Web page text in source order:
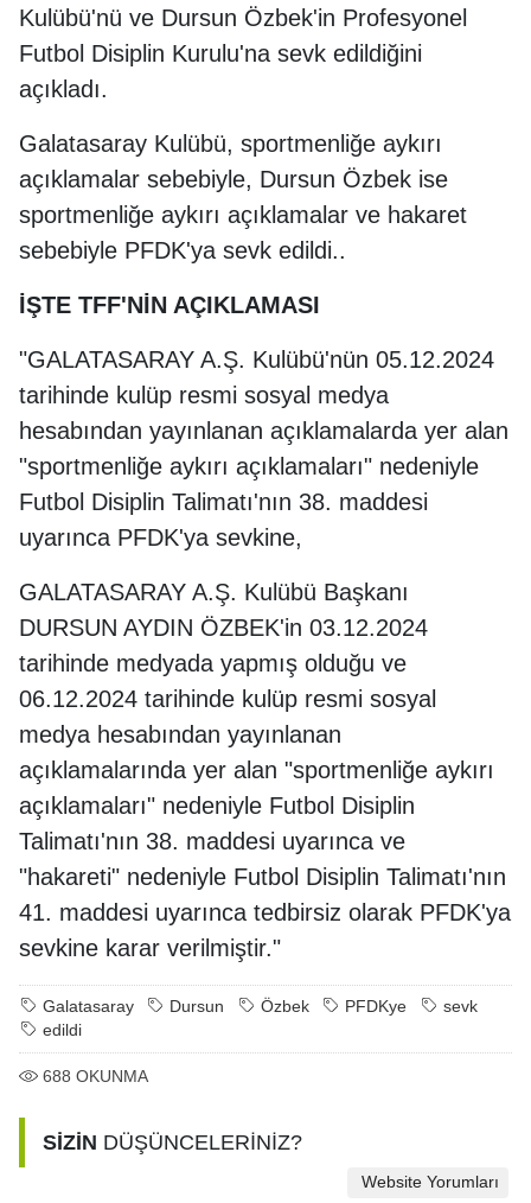
Kulübü'nü ve Dursun Özbek'in Profesyonel
Futbol Disiplin Kurulu'na sevk edildiğini
açıkladı.
Galatasaray Kulübü, sportmenliğe aykırı
açıklamalar sebebiyle, Dursun Özbek ise
sportmenliğe aykırı açıklamalar ve hakaret
sebebiyle PFDK'ya sevk edildi..
İŞTE TFF'NİN AÇIKLAMASI
"GALATASARAY A.Ş. Kulübü'nün 05.12.2024
tarihinde kulüp resmi sosyal medya
hesabından yayınlanan açıklamalarda yer alan
"sportmenliğe aykırı açıklamaları" nedeniyle
Futbol Disiplin Talimatı'nın 38. maddesi
uyarınca PFDK'ya sevkine,
GALATASARAY A.Ş. Kulübü Başkanı
DURSUN AYDIN ÖZBEK'in 03.12.2024
tarihinde medyada yapmış olduğu ve
06.12.2024 tarihinde kulüp resmi sosyal
medya hesabından yayınlanan
açıklamalarında yer alan "sportmenliğe aykırı
açıklamaları" nedeniyle Futbol Disiplin
Talimatı'nın 38. maddesi uyarınca ve
"hakareti" nedeniyle Futbol Disiplin Talimatı'nın
41. maddesi uyarınca tedbirsiz olarak PFDK'ya
sevkine karar verilmiştir."
Galatasaray Dursun Özbek PFDKye
sevk
edildi
688 OKUNMA
SİZİN DÜŞÜNCELERİNİZ?
Website Yorumları